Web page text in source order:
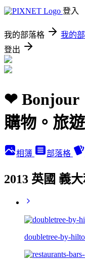
登入
我的部落格 我的
登出
❤ Bonjour
購物。旅
相簿 部落格
2013 英國 義
doubletree-by-